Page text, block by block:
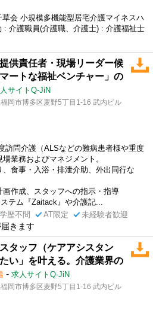
草会 小規模多機能型居宅介護マイネスハ
: 介護職員(介護職、介護士) : 介護福祉士
供責任者・現場リーダー候
ートな福祉ベンチャー」の
サイトQ-JiN
岡市博多区麦野5丁目1-16 武内ビル
訪問介護（ALSなどの難病患者様や重度
業務およびマネジメント。
食事・入浴・排泄介助、外出同行な
作成、スタッフへの指示・指導
テム『Zaitack』や介護記...
学歴不問 AT限定 未経験者歓迎
きます
タッフ（ケアアシスタン
い」を叶える。介護業界の
- 求人サイトQ-JiN
岡市博多区麦野5丁目1-16 武内ビル